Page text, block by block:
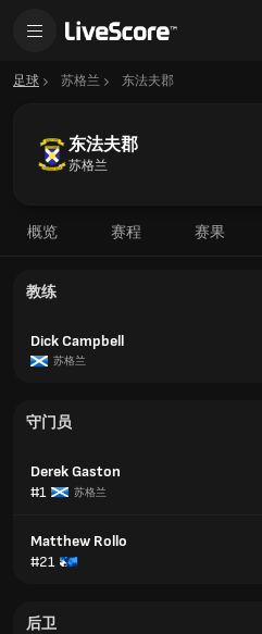
足球 苏格兰 东法夫郡
东法夫郡
苏格兰
概览 赛程 赛果
教练
Dick Campbell
苏格兰
守门员
Derek Gaston
#1
苏格兰
Matthew Rollo
#21
后卫